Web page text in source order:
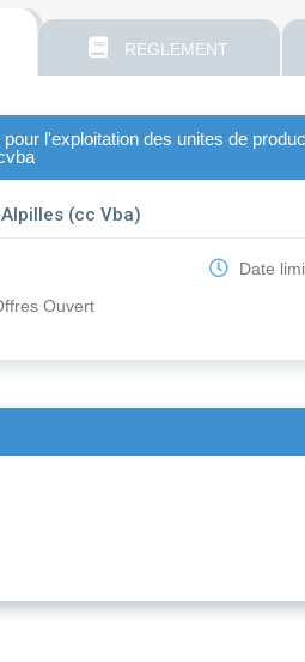
REGLEMENT
l'exploitation des unites de
(cc Vba)
Ouvert
Date